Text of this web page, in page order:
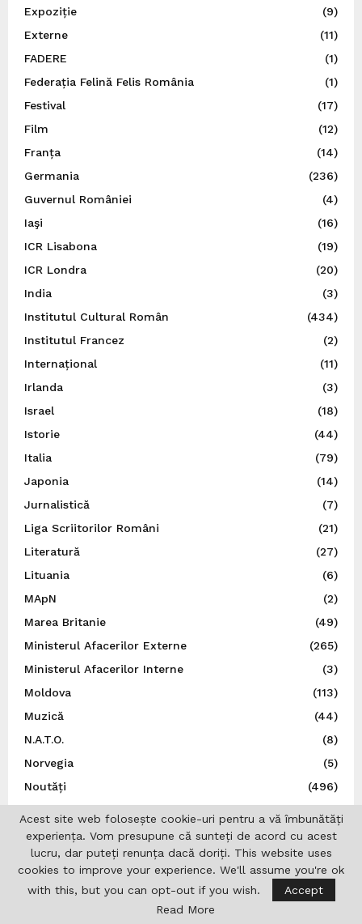
Expoziție
(9)
Externe
(11)
FADERE
(1)
Federația Felină Felis România
(1)
Festival
(17)
Film
(12)
Franța
(14)
Germania
(236)
Guvernul României
(4)
Iaşi
(16)
ICR Lisabona
(19)
ICR Londra
(20)
India
(3)
Institutul Cultural Român
(434)
Institutul Francez
(2)
Internațional
(11)
Irlanda
(3)
Israel
(18)
Istorie
(44)
Italia
(79)
Japonia
(14)
Jurnalistică
(7)
Liga Scriitorilor Români
(21)
Literatură
(27)
Lituania
(6)
MApN
(2)
Marea Britanie
(49)
Ministerul Afacerilor Externe
(265)
Ministerul Afacerilor Interne
(3)
Moldova
(113)
Muzică
(44)
N.A.T.O.
(8)
Norvegia
(5)
Noutăți
(496)
Olimpiade
(1)
Opinii
(9)
Patronatul European al Femeilor de Afaceri
(1)
(1)
Acest site web folosește cookie-uri pentru a vă îmbunătăți
experiența. Vom presupune că sunteți de acord cu acest
lucru, dar puteți renunța dacă doriți. This website uses
cookies to improve your experience. We'll assume you're ok
with this, but you can opt-out if you wish.
Accept
Read More